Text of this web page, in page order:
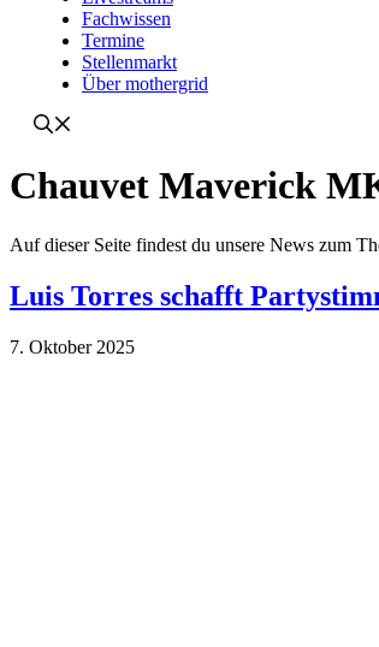
Fachwissen
Termine
Stellenmarkt
Über mothergrid
Chauvet Maverick
Auf dieser Seite findest du unsere News zum
Luis Torres schafft
7. Oktober 2025